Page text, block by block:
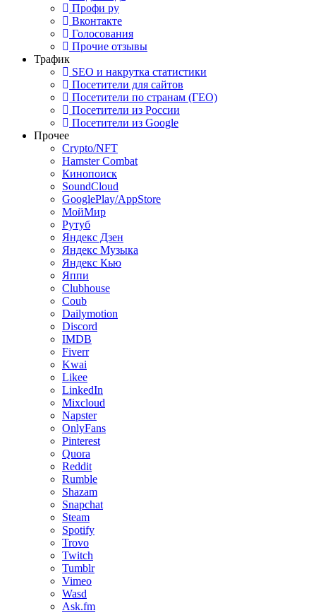
Профи ру
Вконтакте
Голосования
Прочие отзывы
Трафик
SEO и накрутка статистики
Посетители для сайтов
Посетители по странам (ГЕО)
Посетители из России
Посетители из Google
Прочее
Crypto/NFT
Hamster Combat
Кинопоиск
SoundCloud
GooglePlay/AppStore
МойМир
Рутуб
Яндекс Дзен
Яндекс Музыка
Яндекс Кью
Яппи
Clubhouse
Coub
Dailymotion
Discord
IMDB
Fiverr
Kwai
Likee
LinkedIn
Mixcloud
Napster
OnlyFans
Pinterest
Quora
Reddit
Rumble
Shazam
Snapchat
Steam
Spotify
Trovo
Twitch
Tumblr
Vimeo
Wasd
Ask.fm